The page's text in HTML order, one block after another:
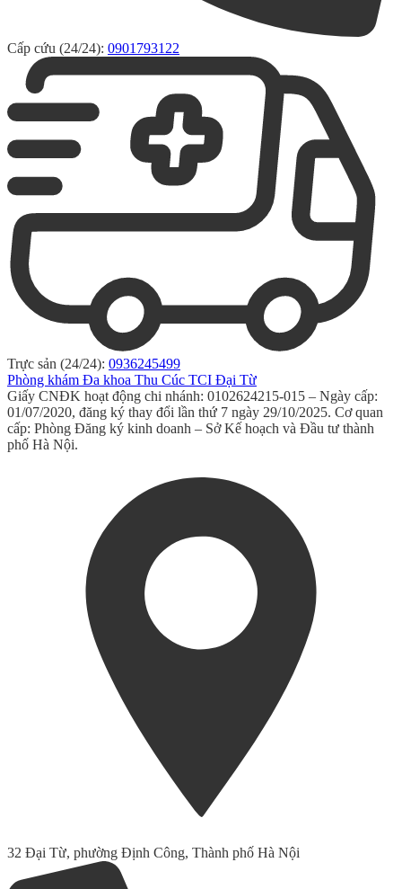
Cấp cứu (24/24): 0901793122
Trực sản (24/24): 0936245499
Phòng khám Đa khoa Thu Cúc TCI Đại Từ
Giấy CNĐK hoạt động chi nhánh: 0102624215-015 – Ngày cấp:
01/07/2020, đăng ký thay đổi lần thứ 7 ngày 29/10/2025. Cơ quan
cấp: Phòng Đăng ký kinh doanh – Sở Kế hoạch và Đầu tư thành
phố Hà Nội.
32 Đại Từ, phường Định Công, Thành phố Hà Nội